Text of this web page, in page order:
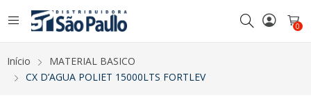
0
Início
MATERIAL BASICO
CX D’AGUA POLIET 15000LTS FORTLEV